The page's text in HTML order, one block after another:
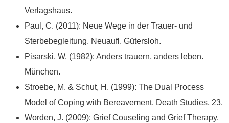
Verlagshaus.
Paul, C. (2011): Neue Wege in der Trauer- und
Sterbebegleitung. Neuaufl. Gütersloh.
Pisarski, W. (1982): Anders trauern, anders leben.
München.
Stroebe, M. & Schut, H. (1999): The Dual Process
Model of Coping with Bereavement. Death Studies, 23.
Worden, J. (2009): Grief Couseling and Grief Therapy.